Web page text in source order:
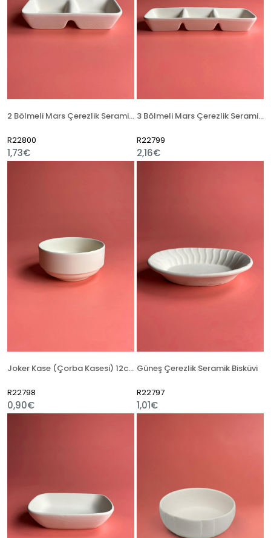
2 Bölmeli Mars Çerezlik Seramik Bisküvi
R22800
1,73€
3 Bölmeli Mars Çerezlik Seramik Bisküvi
R22799
2,16€
Joker Kase (Çorba Kasesi) 12cm Seramik Bisküvi
R22798
0,90€
Güneş Çerezlik Seramik Bisküvi
R22797
1,01€